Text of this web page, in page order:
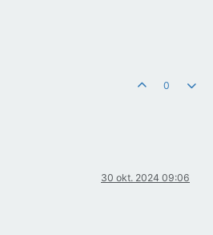
0
30 okt. 2024 09:06